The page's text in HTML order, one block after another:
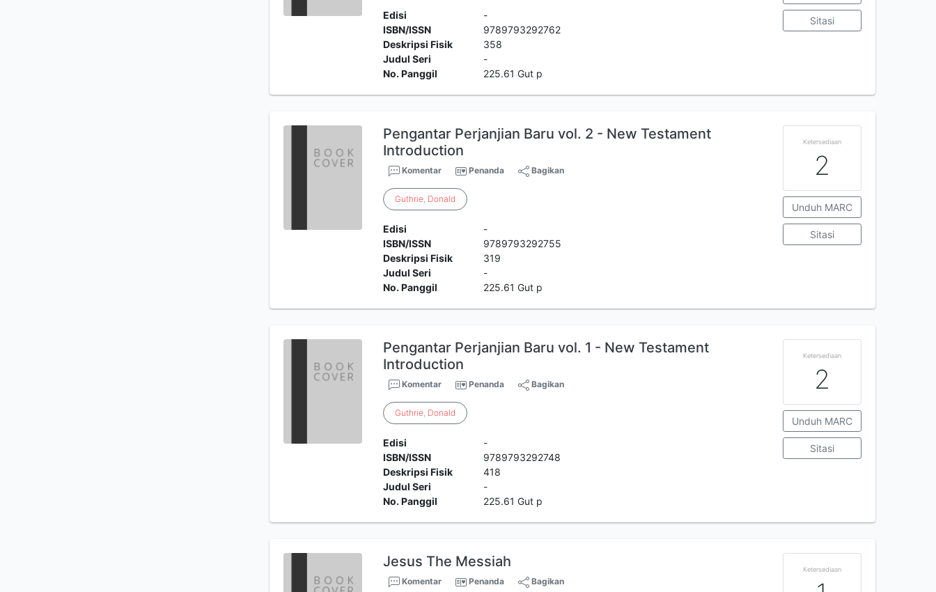
Edisi
-
ISBN/ISSN
9789793292762
Deskripsi Fisik
358
Judul Seri
-
No. Panggil
225.61 Gut p
Sitasi
Pengantar Perjanjian Baru vol. 2 - New Testament
Introduction
Komentar Penanda Bagikan
Guthrie, Donald
Edisi
-
ISBN/ISSN
9789793292755
Deskripsi Fisik
319
Judul Seri
-
No. Panggil
225.61 Gut p
Ketersediaan
2
Unduh MARC
Sitasi
Pengantar Perjanjian Baru vol. 1 - New Testament
Introduction
Komentar Penanda Bagikan
Guthrie, Donald
Edisi
-
ISBN/ISSN
9789793292748
Deskripsi Fisik
418
Judul Seri
-
No. Panggil
225.61 Gut p
Ketersediaan
2
Unduh MARC
Sitasi
Jesus The Messiah
Komentar Penanda Bagikan
Ketersediaan